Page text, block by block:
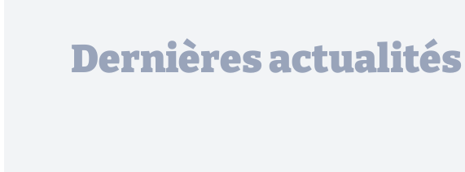
Dernières actualités